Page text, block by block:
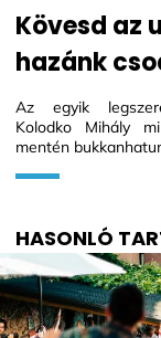
Kövesd az
hazánk
Az egyik
Kolodko Mihály
mentén
HASONLÓ